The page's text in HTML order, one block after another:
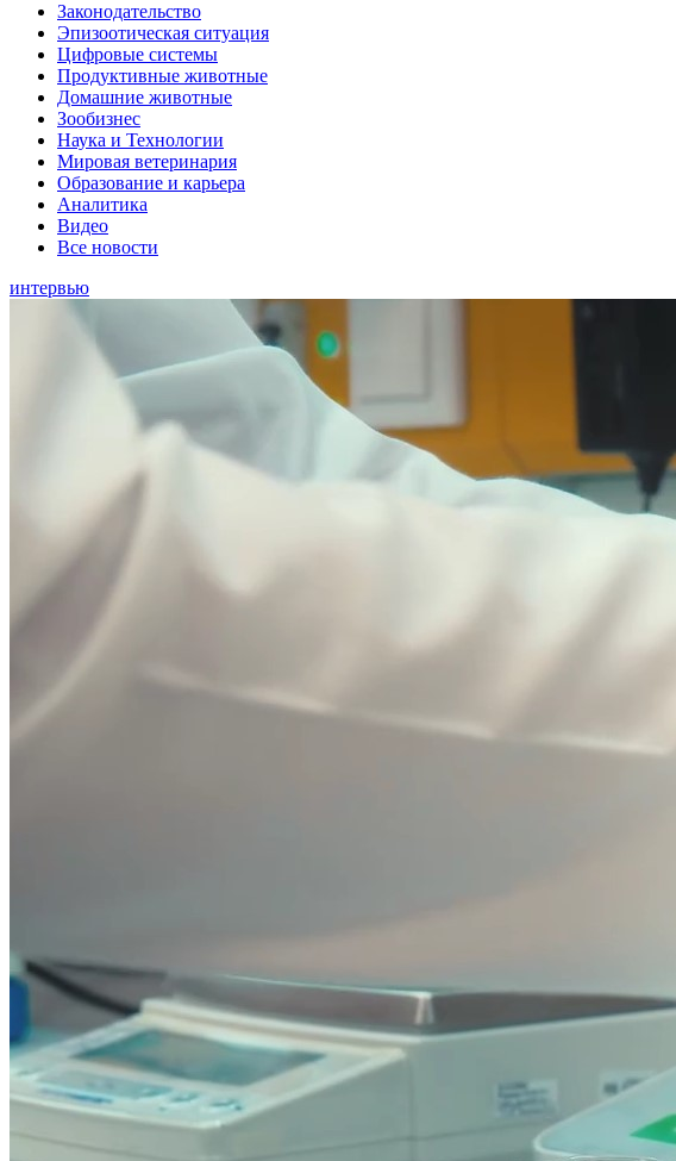
Законодательство
Эпизоотическая ситуация
Цифровые системы
Продуктивные животные
Домашние животные
Зообизнес
Наука и Технологии
Мировая ветеринария
Образование и карьера
Аналитика
Видео
Все новости
интервью